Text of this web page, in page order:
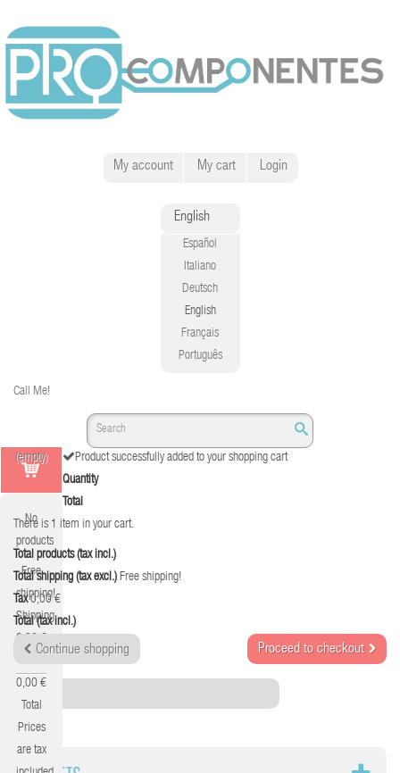
My account My cart Login
English
Español
Italiano
Deutsch
English
Français
Português
Call Me!
(empty)
No
products
Free
shipping!
Shipping
0,00 €
0,00 €
Total
Prices
are tax
Product successfully added to your shopping cart
Quantity
Total
There is 1 item in your cart.
Total products (tax incl.)
Total shipping (tax excl.) Free shipping!
Tax 0,00 €
Total (tax incl.)
Continue shopping Proceed to checkout
Category